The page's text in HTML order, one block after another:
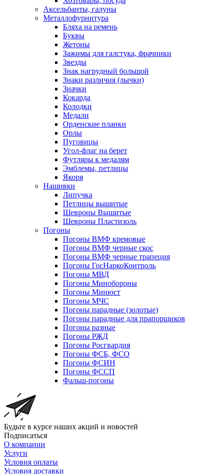
Аксельбанты, галуны
Металлофурнитура
Бляха на ремень
Буквы
Жетоны
Зажимы для галстука, фрачники
Звезды
Знак нагрудный большой
Знаки различия (лычки)
Значки
Кокарда
Колодки
Медали
Орденские планки
Орлы
Пуговицы
Угол-флаг на берет
Футляры к медалям
Эмблемы, петлицы
Якоря
Нашивки
Липучка
Петлицы вышитые
Шевроны Вышитые
Шевроны Пластизоль
Погоны
Погоны ВМФ кремовые
Погоны ВМФ черные скос
Погоны ВМФ черные трапеция
Погоны ГосНаркоКонтроль
Погоны МВД
Погоны Минобороны
Погоны Минюст
Погоны МЧС
Погоны парадные (золотые)
Погоны парадные для прапорщиков
Погоны разные
Погоны РЖД
Погоны Росгвардия
Погоны ФСБ, ФСО
Погоны ФСИН
Погоны ФССП
Фальш-погоны
Будьте в курсе наших акций и новостей
Подписаться
О компании
Услуги
Условия оплаты
Условия доставки